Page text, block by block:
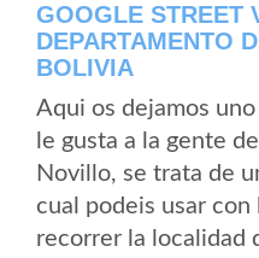
GOOGLE STREET
DEPARTAMENTO
BOLIVIA
Aqui os dejamos
le gusta a la gente
Novillo, se trata de
cual podeis usar con
recorrer la localidad